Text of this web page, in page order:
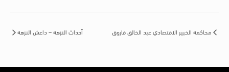
محاكمة الخبير الاقتصادي عبد الخالق فاروق أحداث النزهة – داعش النزهة